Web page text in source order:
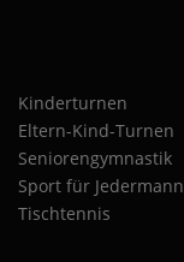
Kinderturnen
Eltern-Kind-Turnen
Seniorengymnastik
Sport für Jedermann
Tischtennis